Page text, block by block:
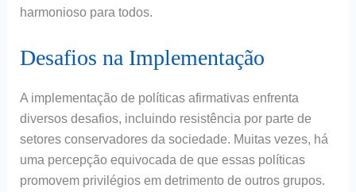
harmonioso para todos.
Desafios na Implementação
A implementação de políticas afirmativas enfrenta
diversos desafios, incluindo resistência por parte de
setores conservadores da sociedade. Muitas vezes, há
uma percepção equivocada de que essas políticas
promovem privilégios em detrimento de outros grupos.